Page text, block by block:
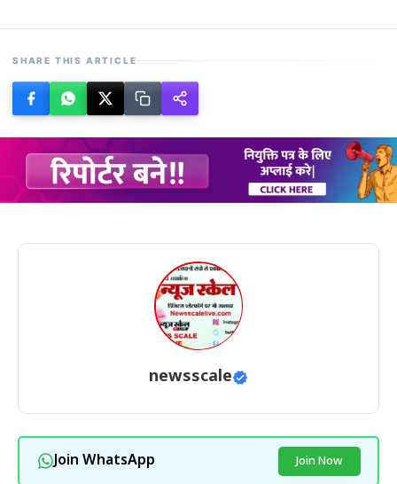
SHARE THIS ARTICLE
newsscale
Join WhatsApp Join Now